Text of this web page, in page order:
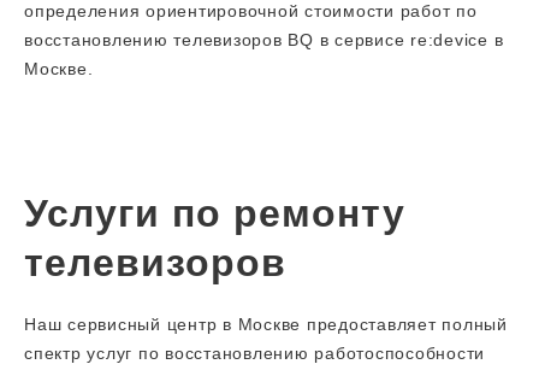
определения ориентировочной стоимости работ по
восстановлению телевизоров BQ в сервисе re:device в
Москве.
Услуги по ремонту
телевизоров
Наш сервисный центр в Москве предоставляет полный
спектр услуг по восстановлению работоспособности